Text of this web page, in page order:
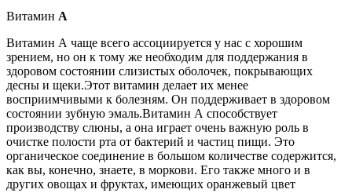
Витамин А
Витамин А чаще всего ассоциируется у нас с хорошим
зрением, но он к тому же необходим для поддержания в
здоровом состоянии слизистых оболочек, покрывающих
десны и щеки.Этот витамин делает их менее
восприимчивыми к болезням. Он поддерживает в здоровом
состоянии зубную эмаль.Витамин А способствует
производству слюны, а она играет очень важную роль в
очистке полости рта от бактерий и частиц пищи. Это
органическое соединение в большом количестве содержится,
как вы, конечно, знаете, в моркови. Его также много и в
других овощах и фруктах, имеющих оранжевый цвет